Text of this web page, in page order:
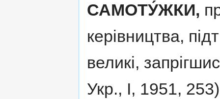
САМОТУ́ЖКИ,
керівництва,
великі,
Укр., І, 1951,